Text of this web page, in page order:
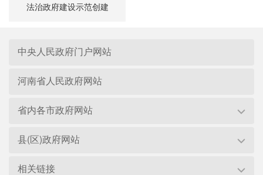
法治政府建设示范创建
中央人民政府门户网站
河南省人民政府网站
省内各市政府网站
县(区)政府网站
相关链接